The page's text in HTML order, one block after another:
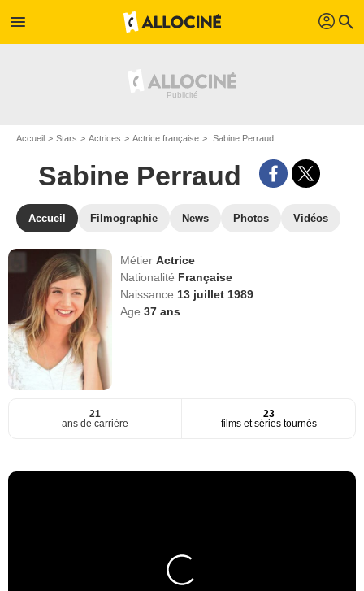
menu profil search
Accueil Stars Actrices Actrice française Sabine Perraud
Sabine Perraud
Accueil Filmographie News Photos Vidéos
MétierActrice
Nationalité Française
Naissance 13 juillet 1989
Age37 ans
21
ans de carrière
23
films et séries tournés